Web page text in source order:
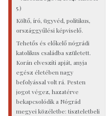
5.)
Költő, író, ügyvéd, politikus,
országgyűlési képviselő.
Tehetős és előkelő nógrádi
katolikus családba született.
Korán elveszíti apját, anyja
egész életében nagy
befolyással volt rá. Pesten
jogot végez, hazatérve
bekapcsolódik a Nógrád
megyei közéletbe: tiszteletbeli